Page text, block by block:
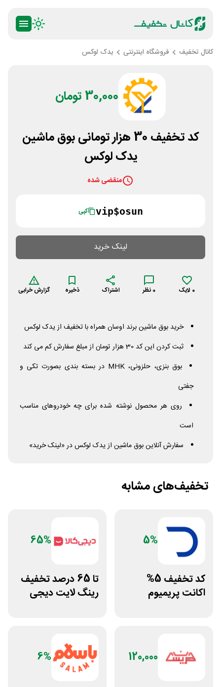
کانال تخفیف فروشگاه اینترنتی یدک لوکس
30,000 تومان
کد تخفیف 30 هزار تومانی بوق ماشین
یدک لوکس
منقضی شده
vip$osun کپی
لینک خرید
0 لایک 0 نظر اشتراک ذخیره گزارش خرابی
خرید بوق ماشین برند اوسان همراه با تخفیف از یدک لوکس
ثبت کردن این کد 30 هزار تومان از مبلغ سفارش کم می کند
بوق بنزی، حلزونی، MHK در بسته بندی بصورت تکی و
جفتی
روی هر محصول نوشته شده برای چه خودروهای مناسب
است
سفارش آنلاین بوق ماشین از یدک لوکس در «لینک خرید»
تخفیف‌های مشابه
5%
کد تخفیف 5%
اکانت پریمیوم
65%
تا 65 درصد تخفیف
رینگ لایت دیجی
120,000
6%